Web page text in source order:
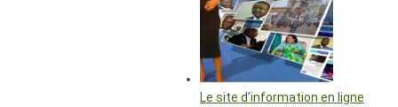
Le site d’information en ligne